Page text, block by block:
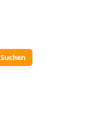
Suchen